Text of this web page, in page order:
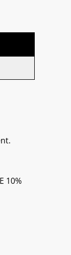
10%